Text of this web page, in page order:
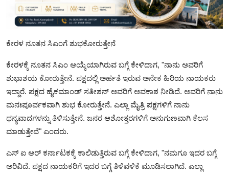
ಕೇರಳ ನೂತನ ಸಿಎಂಗೆ ಶುಭಕೋರುತ್ತೇನೆ
ಕೇರಳಕ್ಕೆ ನೂತನ ಸಿಎಂ ಆಯ್ಕೆಯಾಗಿರುವ ಬಗ್ಗೆ ಕೇಳಿದಾಗ, "ನಾನು ಅವರಿಗೆ
ಶುಭಾಶಯ ಕೋರುತ್ತೇನೆ. ಪಕ್ಷದಲ್ಲಿ ಅರ್ಹತೆ ಇರುವ ಅನೇಕ ಹಿರಿಯ ನಾಯಕರು
ಇದ್ದಾರೆ‌. ಪಕ್ಷದ ಹೈಕಮಾಂಡ್ ಸತೀಶನ್ ಅವರಿಗೆ ಅವಕಾಶ ನೀಡಿದೆ. ಅವರಿಗೆ ನಾನು
ಮನಃಪೂರ್ವಕವಾಗಿ ಶುಭ ಕೋರುತ್ತೇನೆ. ಎಲ್ಲಾ ಮೈತ್ರಿ ಪಕ್ಷಗಳಿಗೆ ನಾನು
ಧನ್ಯವಾದಗಳನ್ನು ತಿಳಿಸುತ್ತೇನೆ. ಜನರ ಆಶೋತ್ತರಗಳಿಗೆ ಅನುಗುಣವಾಗಿ ಕೆಲಸ
ಮಾಡುತ್ತೇವೆ" ಎಂದರು.
ಎಸ್ ಐ ಆರ್ ಕರ್ನಾಟಕಕ್ಕೆ ಕಾಲಿಡುತ್ತಿರುವ ಬಗ್ಗೆ ಕೇಳಿದಾಗ, "ನಮಗೂ ಇದರ ಬಗ್ಗೆ
ಅರಿವಿದೆ. ಪಕ್ಷದ ನಾಯಕರಿಗೆ ಇದರ ಬಗ್ಗೆ ತಿಳಿವಳಿಕೆ ಮೂಡಿಸಲಾಗಿದೆ. ಎಲ್ಲಾ